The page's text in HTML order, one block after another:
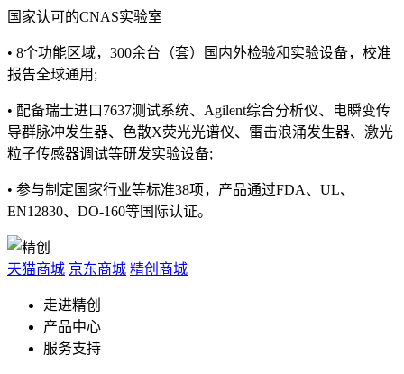
国家认可的CNAS实验室
• 8个功能区域，300余台（套）国内外检验和实验设备，校准
报告全球通用;
• 配备瑞士进口7637测试系统、Agilent综合分析仪、电瞬变传
导群脉冲发生器、色散X荧光光谱仪、雷击浪涌发生器、激光
粒子传感器调试等研发实验设备;
• 参与制定国家行业等标准38项，产品通过FDA、UL、
EN12830、DO-160等国际认证。
天猫商城 京东商城 精创商城
走进精创
产品中心
服务支持